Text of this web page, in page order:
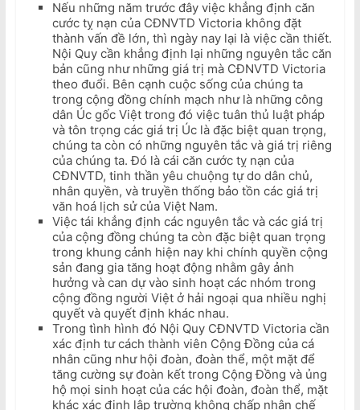
Nếu những năm trước đây việc khẳng định căn
cước tỵ nạn của CĐNVTD Victoria không đặt
thành vấn đề lớn, thì ngày nay lại là việc cần thiết.
Nội Quy cần khẳng định lại những nguyên tắc căn
bản cũng như những giá trị mà CĐNVTD Victoria
theo đuổi. Bên cạnh cuộc sống của chúng ta
trong cộng đồng chính mạch như là những công
dân Úc gốc Việt trong đó việc tuân thủ luật pháp
và tôn trọng các giá trị Úc là đặc biệt quan trọng,
chúng ta còn có những nguyên tắc và giá trị riêng
của chúng ta. Đó là cái căn cước tỵ nạn của
CĐNVTD, tinh thần yêu chuộng tự do dân chủ,
nhân quyền, và truyền thống bảo tồn các giá trị
văn hoá lịch sử của Việt Nam.
Việc tái khẳng định các nguyên tắc và các giá trị
của cộng đồng chúng ta còn đặc biệt quan trọng
trong khung cảnh hiện nay khi chính quyền cộng
sản đang gia tăng hoạt động nhằm gây ảnh
hưởng và can dự vào sinh hoạt các nhóm trong
cộng đồng người Việt ở hải ngoại qua nhiều nghị
quyết và quyết định khác nhau.
Trong tình hình đó Nội Quy CĐNVTD Victoria cần
xác định tư cách thành viên Cộng Đồng của cá
nhân cũng như hội đoàn, đoàn thể, một mặt để
tăng cường sự đoàn kết trong Cộng Đồng và ủng
hộ mọi sinh hoạt của các hội đoàn, đoàn thể, mặt
khác xác định lập trường không chấp nhận chế